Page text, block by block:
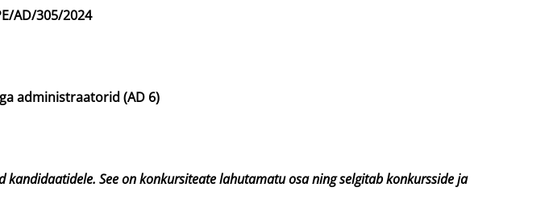
AD/305/2024
administraatorid (AD 6)
See on konkursiteate lahutamatu osa ning selgitab konkursside ja